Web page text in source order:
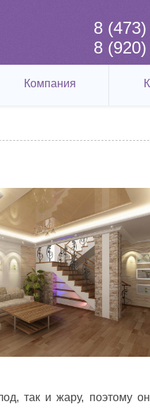
8
8
Компания
так и жару, поэтому